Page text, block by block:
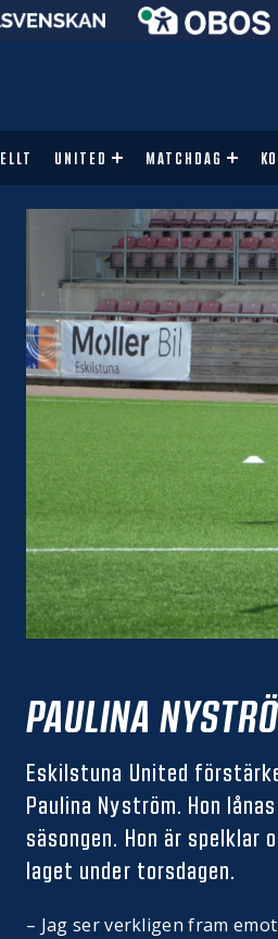
UNITED MATCHDAG
PAULINA
Eskilstuna United
Paulina Nyström. Hon
säsongen. Hon är spelklar
laget under torsdagen.
– Jag ser verkligen fram